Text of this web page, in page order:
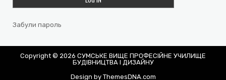
Забули пароль
Copyright © 2026 СУМСЬКЕ ВИЩЕ ПРОФЕСІЙНЕ УЧИЛИЩЕ
БУДІВНИЦТВА І ДИЗАЙНУ
Design by ThemesDNA.com